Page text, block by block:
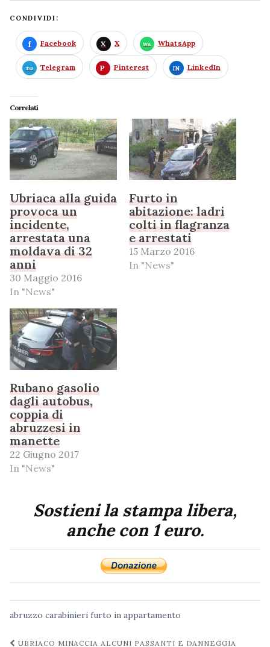
CONDIVIDI:
Facebook X WhatsApp
Telegram Pinterest LinkedIn
Correlati
Ubriaca alla guida
provoca un
incidente,
arrestata una
moldava di 32
anni
30 Maggio 2016
In "News"
Furto in
abitazione: ladri
colti in flagranza
e arrestati
15 Marzo 2016
In "News"
Rubano gasolio
dagli autobus,
coppia di
abruzzesi in
manette
22 Giugno 2017
In "News"
Sostieni la stampa libera,
anche con 1 euro.
abruzzo carabinieri furto in appartamento
UBRIACO MINACCIA ALCUNI PASSANTI E DANNEGGIA